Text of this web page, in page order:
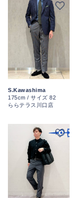
S.Kawashima
175cm / サイズ 82
ららテラス川口店